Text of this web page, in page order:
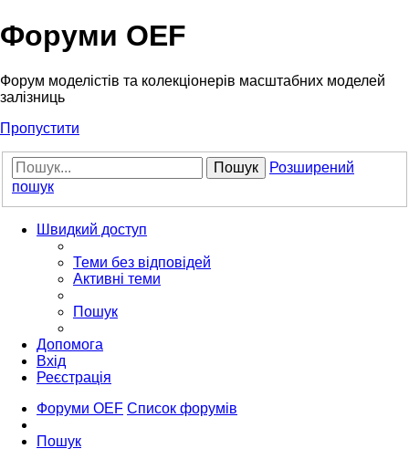
Форуми OEF
Форум моделістів та колекціонерів масштабних моделей
залізниць
Пропустити
Пошук
Розширений
пошук
Швидкий доступ
Теми без відповідей
Активні теми
Пошук
Допомога
Вхід
Реєстрація
Форуми OEF Список форумів
Пошук